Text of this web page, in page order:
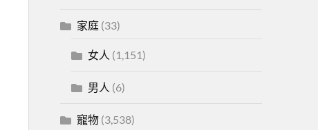
家庭(33)
女人 (1,151)
男人 (6)
寵物(3,538)